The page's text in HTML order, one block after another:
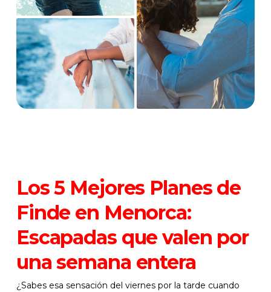
Los 5 Mejores Planes de
Finde en Menorca:
Escapadas que valen por
una semana entera
¿Sabes esa sensación del viernes por la tarde cuando